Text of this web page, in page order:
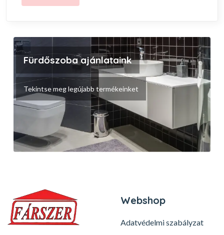
Fürdőszoba ajánlataink
Tekintse meg legújabb termékeinket
Webshop
Adatvédelmi szabályzat